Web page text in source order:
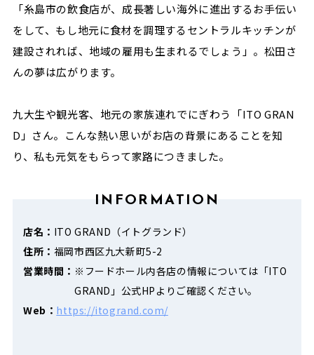
「糸島市の飲食店が、成長著しい海外に進出するお手伝い
をして、もし地元に食材を調理するセントラルキッチンが
建設されれば、地域の雇用も生まれるでしょう」。松田さ
んの夢は広がります。
九大生や観光客、地元の家族連れでにぎわう「ITO GRAN
D」さん。こんな熱い思いがお店の背景にあることを知
り、私も元気をもらって家路につきました。
INFORMATION
店名： ITO GRAND（イトグランド）
住所： 福岡市西区九大新町5-2
営業時間： ※フードホール内各店の情報については「ITO
GRAND」公式HPよりご確認ください。
Web： https://itogrand.com/